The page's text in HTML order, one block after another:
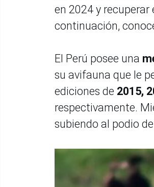
en 2024 y
continuación,
El Perú posee una
su avifauna que le
ediciones de 2015,
respectivamente.
subiendo al podio